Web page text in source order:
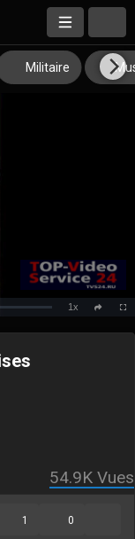
Militaire
1xPlayback
54.9K Vues
0
1